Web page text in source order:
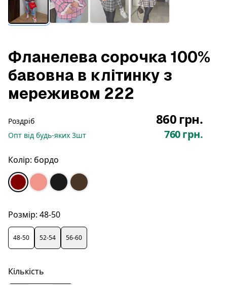
Фланелева сорочка 100%
бавовна в клітинку з
мереживом 222
Роздріб 860 грн.
Опт від будь-яких 3шт 760 грн.
Колір: бордо
Розмір: 48-50
48-50 52-54 56-60
Кількість